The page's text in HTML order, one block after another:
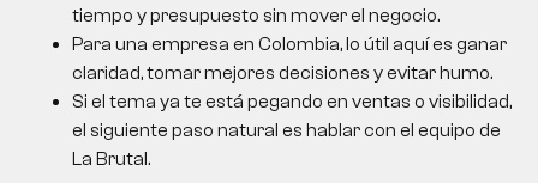
tiempo y presupuesto sin mover el negocio.
Para una empresa en Colombia, lo útil aquí es ganar
claridad, tomar mejores decisiones y evitar humo.
Si el tema ya te está pegando en ventas o visibilidad,
el siguiente paso natural es hablar con el equipo de
La Brutal.